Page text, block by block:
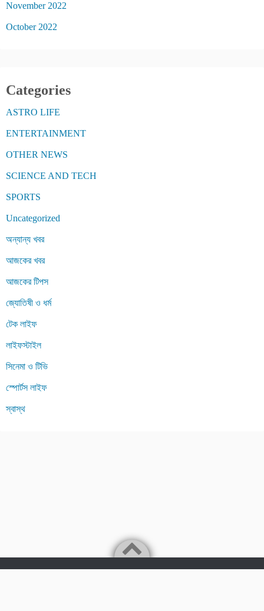
November 2022
October 2022
Categories
ASTRO LIFE
ENTERTAINMENT
OTHER NEWS
SCIENCE AND TECH
SPORTS
Uncategorized
অন্যান্য খবর
আজকের খবর
আজকের টিপস
জ্যোতিষী ও ধর্ম
টেক লাইফ
লাইফস্টাইল
সিনেমা ও টিভি
স্পোর্টস লাইফ
স্বাস্থ